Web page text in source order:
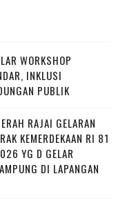
WORKSHOP
INKLUSI
PUBLIK
RAJAI GELARAN
KEMERDEKAAN RI 81
YG D GELAR
DI LAPANGAN